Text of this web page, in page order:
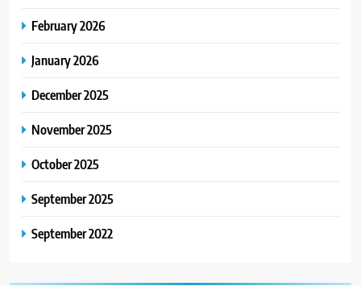
February 2026
January 2026
December 2025
November 2025
October 2025
September 2025
September 2022